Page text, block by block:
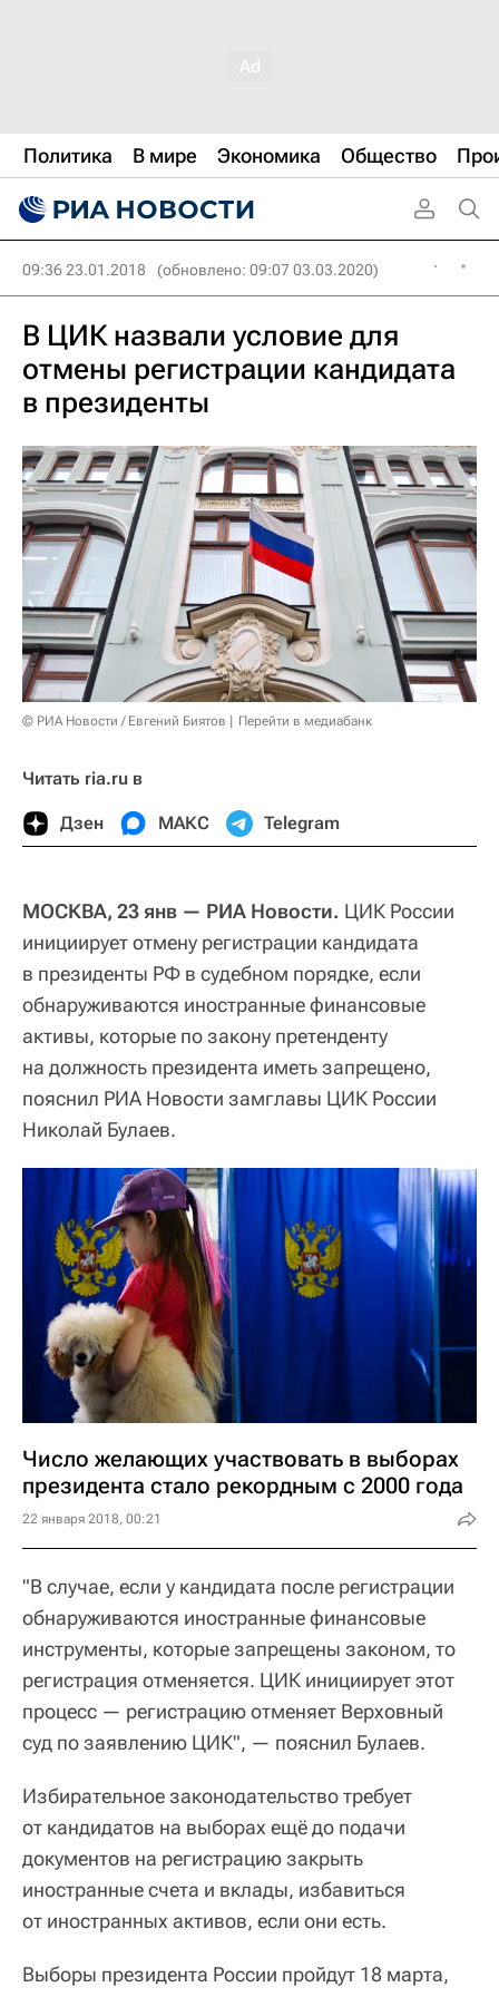
Политика В мире Экономика Общество
09:36 23.01.2018 (обновлено: 09:07 03.03.2020)
В ЦИК назвали условие для
отмены регистрации кандидата
в президенты
© РИА Новости / Евгений Биятов Перейти в медиабанк
Читать ria.ru в
Дзен МАКС Telegram
МОСКВА, 23 янв — РИА Новости. ЦИК России
инициирует отмену регистрации кандидата
в президенты РФ в судебном порядке, если
обнаруживаются иностранные финансовые
активы, которые по закону претенденту
на должность президента иметь запрещено,
пояснил РИА Новости замглавы ЦИК России
Николай Булаев.
Число желающих участвовать в выборах
президента стало рекордным с 2000 года
22 января 2018, 00:21
"В случае, если у кандидата после регистрации
обнаруживаются иностранные финансовые
инструменты, которые запрещены законом, то
регистрация отменяется. ЦИК инициирует этот
процесс — регистрацию отменяет Верховный
суд по заявлению ЦИК", — пояснил Булаев.
Избирательное законодательство требует
от кандидатов на выборах ещё до подачи
документов на регистрацию закрыть
иностранные счета и вклады, избавиться
от иностранных активов, если они есть.
Выборы президента России пройдут 18 марта,